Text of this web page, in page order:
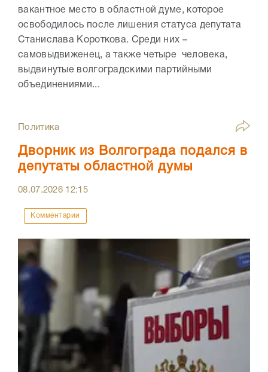
вакантное место в областной думе, которое
освободилось после лишения статуса депутата
Станислава Короткова. Среди них –
самовыдвиженец, а также четыре человека,
выдвинутые волгоградскими партийными
объединениями...
Политика
Дворник из Волгограда подался в
депутаты областной думы
08.07.2026 12:15
Комментарии